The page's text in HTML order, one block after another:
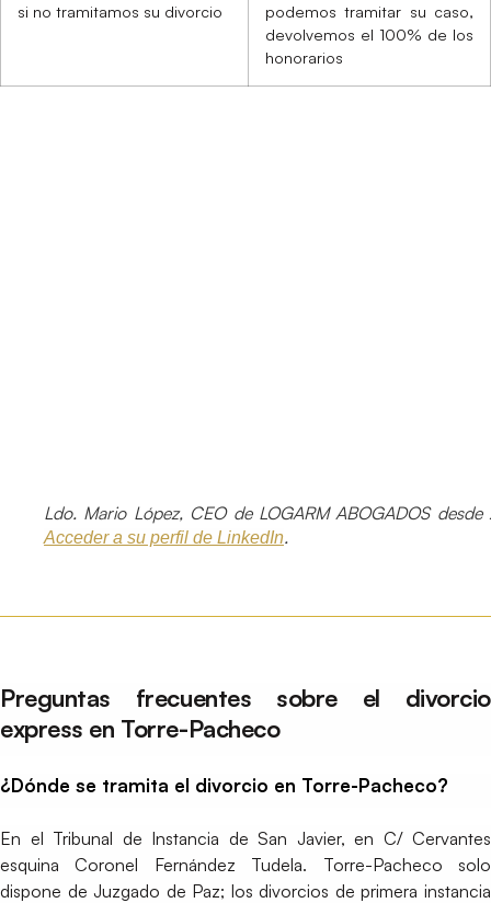
si no tramitamos su divorcio
podemos tramitar su caso,
devolvemos el 100% de los
honorarios
Ldo. Mario López, CEO de LOGARM ABOGADOS
Acceder a su perfil de LinkedIn.
Preguntas frecuentes sobre el divorcio
express en Torre-Pacheco
¿Dónde se tramita el divorcio en Torre-Pacheco?
En el Tribunal de Instancia de San Javier, en C/ Cervantes
esquina Coronel Fernández Tudela. Torre-Pacheco solo
dispone de Juzgado de Paz; los divorcios de primera instancia